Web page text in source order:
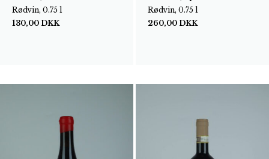
Rødvin, 0.75 l
130,00 DKK
Rødvin, 0.75 l
260,00 DKK